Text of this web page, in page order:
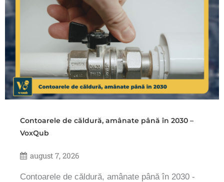
Contoarele de căldură, amânate până în 2030 –
VoxQub
august 7, 2026
Contoarele de căldură, amânate până în 2030 -